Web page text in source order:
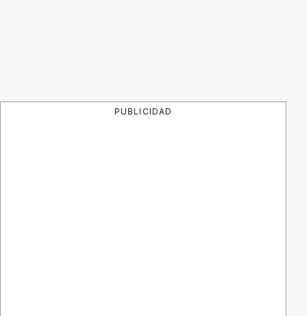
PUBLICIDAD